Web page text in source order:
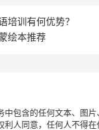
培训有何优势？
绘本推荐
中包含的任何文本、图
利人同意，任何人不得